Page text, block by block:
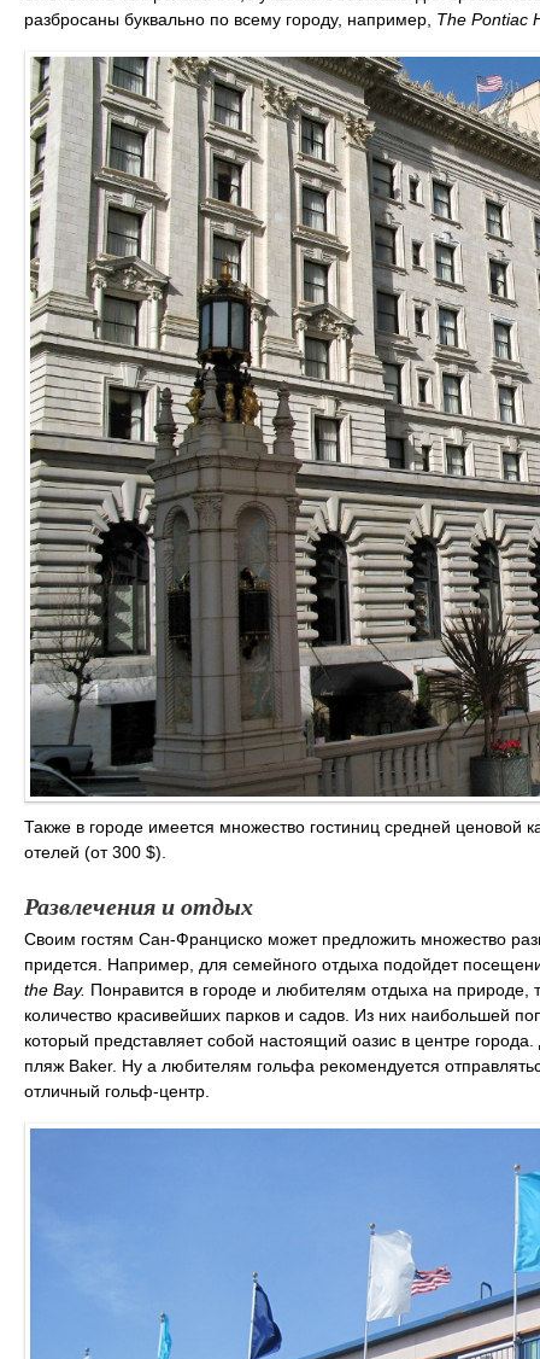
разбросаны буквально по всему городу, например, The Pontiac
Также в городе имеется множество гостиниц средней ценовой
отелей (от 300 $).
Развлечения и отдых
Своим гостям Сан-Франциско может предложить множество
придется. Например, для семейного отдыха подойдет
the Bay. Понравится в городе и любителям отдыха на природе,
количество красивейших парков и садов. Из них наибольшей
который представляет собой настоящий оазис в центре
пляж Baker. Ну а любителям гольфа рекомендуется
отличный гольф-центр.